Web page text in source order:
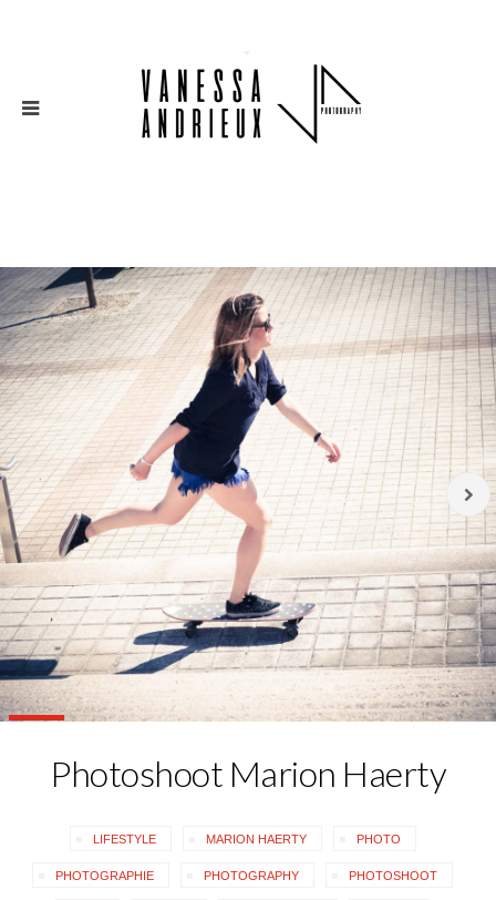
Photoshoot Marion Haerty
LIFESTYLE MARION HAERTY PHOTO
PHOTOGRAPHIE PHOTOGRAPHY PHOTOSHOOT